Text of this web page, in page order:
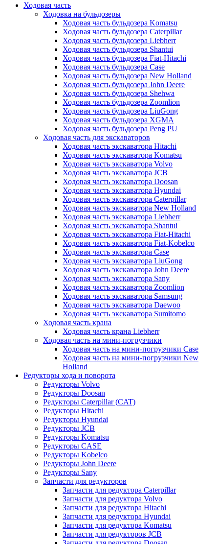
Ходовая часть
Ходовка на бульдозеры
Ходовая часть бульдозера Komatsu
Ходовая часть бульдозера Caterpillar
Ходовая часть бульдозера Liebherr
Ходовая часть бульдозера Shantui
Ходовая часть бульдозера Fiat-Hitachi
Ходовая часть бульдозера Case
Ходовая часть бульдозера New Holland
Ходовая часть бульдозера John Deere
Ходовая часть бульдозера Shehwa
Ходовая часть бульдозера Zoomlion
Ходовая часть бульдозера LiuGong
Ходовая часть бульдозера XGMA
Ходовая часть бульдозера Peng PU
Ходовая часть для экскаваторов
Ходовая часть экскаватора Hitachi
Ходовая часть экскаватора Komatsu
Ходовая часть экскаватора Volvo
Ходовая часть экскаватора JCB
Ходовая часть экскаватора Doosan
Ходовая часть экскаватора Hyundai
Ходовая часть экскаватора Caterpillar
Ходовая часть экскаватора New Holland
Ходовая часть экскаватора Liebherr
Ходовая часть экскаватора Shantui
Ходовая часть экскаватора Fiat-Hitachi
Ходовая часть экскаватора Fiat-Kobelco
Ходовая часть экскаватора Case
Ходовая часть экскаватора LiuGong
Ходовая часть экскаватора John Deere
Ходовая часть экскаватора Sany
Ходовая часть экскаватора Zoomlion
Ходовая часть экскаватора Samsung
Ходовая часть экскаватора Daewoo
Ходовая часть экскаватора Sumitomo
Ходовая часть крана
Ходовая часть крана Liebherr
Ходовая часть на мини-погрузчики
Ходовая часть на мини-погрузчики Case
Ходовая часть на мини-погрузчики New
Holland
Редукторы хода и поворота
Редукторы Volvo
Редукторы Doosan
Редукторы Caterpillar (CAT)
Редукторы Hitachi
Редукторы Hyundai
Редукторы JCB
Редукторы Komatsu
Редукторы CASE
Редукторы Kobelco
Редукторы John Deere
Редукторы Sany
Запчасти для редукторов
Запчасти для редуктора Caterpillar
Запчасти для редуктора Volvo
Запчасти для редуктора Hitachi
Запчасти для редуктора Hyundai
Запчасти для редуктора Komatsu
Запчасти для редукторов JCB